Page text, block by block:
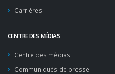
Carrières
CENTRE DES MÉDIAS
Centre des médias
Communiqués de presse